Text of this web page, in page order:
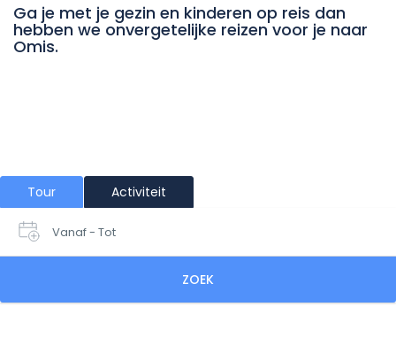
Ga je met je gezin en kinderen op reis dan
hebben we onvergetelijke reizen voor je naar
Omis.
Tour Activiteit
Vanaf - Tot
ZOEK